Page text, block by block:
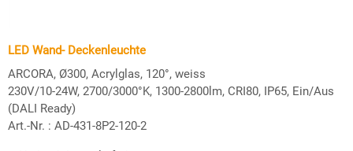
LED Wand- Deckenleuchte
ARCORA, Ø300, Acrylglas, 120°, weiss
230V/10-24W, 2700/3000°K, 1300-2800lm, CRI80, IP65, Ein/Aus
(DALI Ready)
Art.-Nr. : AD-431-8P2-120-2